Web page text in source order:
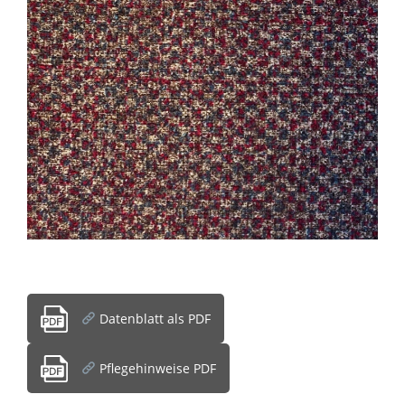
Datenblatt als PDF
Pflegehinweise PDF